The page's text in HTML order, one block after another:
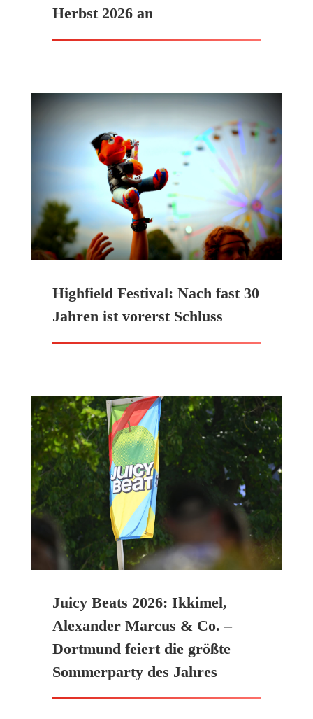
Herbst 2026 an
Highfield Festival: Nach fast 30
Jahren ist vorerst Schluss
Juicy Beats 2026: Ikkimel,
Alexander Marcus & Co. –
Dortmund feiert die größte
Sommerparty des Jahres